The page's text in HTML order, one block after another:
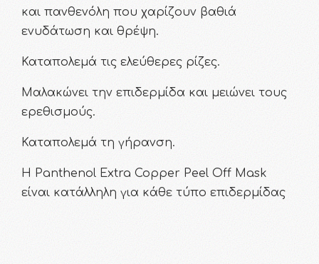
και πανθενόλη που χαρίζουν βαθιά
ενυδάτωση και θρέψη.
Καταπολεμά τις ελεύθερες ρίζες.
Μαλακώνει την επιδερμίδα και μειώνει τους
ερεθισμούς.
Καταπολεμά τη γήρανση.
Η Panthenol Extra Copper Peel Off Mask
είναι κατάλληλη για κάθε τύπο επιδερμίδας